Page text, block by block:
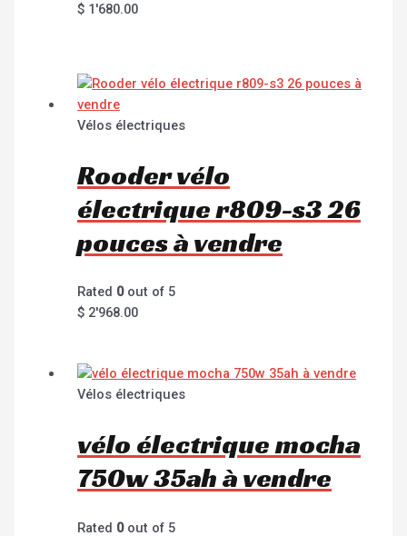
$ 1'680.00
Vélos électriques
Rooder vélo
électrique r809-s3 26
pouces à vendre
Rated 0out of 5
$ 2'968.00
Vélos électriques
vélo électrique mocha
750w 35ah à vendre
Rated 0out of 5